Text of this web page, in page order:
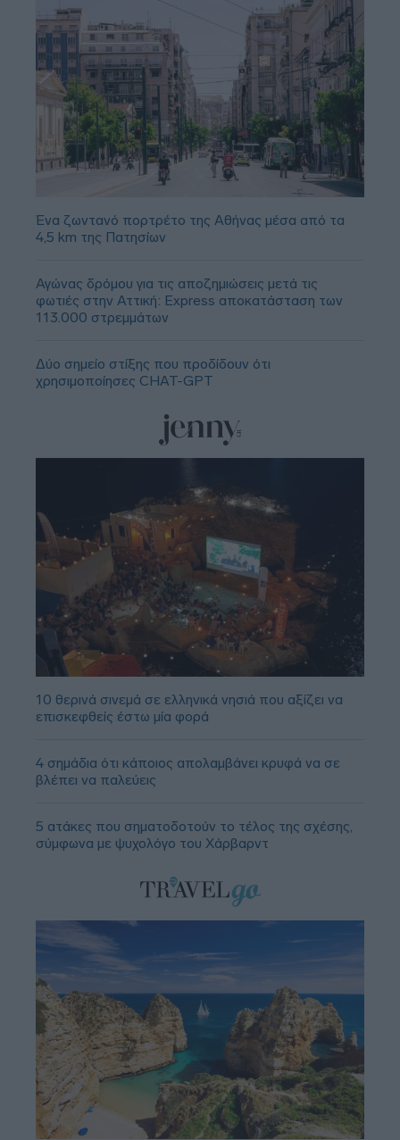
Ένα ζωντανό πορτρέτο της Αθήνας μέσα από τα
4,5 km της Πατησίων
Αγώνας δρόμου για τις αποζημιώσεις μετά τις
φωτιές στην Αττική: Express αποκατάσταση των
113.000 στρεμμάτων
Δύο σημείο στίξης που προδίδουν ότι
χρησιμοποίησες CHAT-GPT
10 θερινά σινεμά σε ελληνικά νησιά που αξίζει να
επισκεφθείς έστω μία φορά
4 σημάδια ότι κάποιος απολαμβάνει κρυφά να σε
βλέπει να παλεύεις
5 ατάκες που σηματοδοτούν το τέλος της σχέσης,
σύμφωνα με ψυχολόγο του Χάρβαρντ